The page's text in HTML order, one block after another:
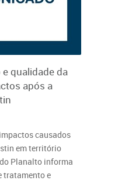
qualidade da
após a
causados
em território
Planalto informa
tratamento e